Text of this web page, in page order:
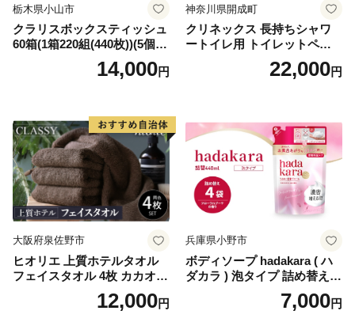
栃木県小山市
クラリスボックスティッシュ
60箱(1箱220組(440枚))(5個入
り×12セット)【1256759】
14,000円
神奈川県開成町
クリネックス 長持ちシャワ
ートイレ用 トイレットペー
パー（ダブル）64ロール(8ロ
ール×8パック) 開成町 トイレ
蓄 防災 エコ 消耗品 生活雑貨
生活用品 無香料 トイレット
ペーパー ダブル といれっと
ぺーぱー トイレ クレシア ト
イレットペーパー [BDBH002
-1]
22,000円
大阪府泉佐野市
ヒオリエ 上質ホテルタオル
フェイスタオル 4枚 カカオ
【タオル 泉州タオル 吸水 普
段使い 無地 シンプル 日用品
12,000円
兵庫県小野市
ボディソープ hadakara ( ハ
ダカラ ) 泡タイプ 詰め替え 4
40ml×4袋 ボディーソープ 泡
ボディソープ 泡 日用品 消耗
7,000円